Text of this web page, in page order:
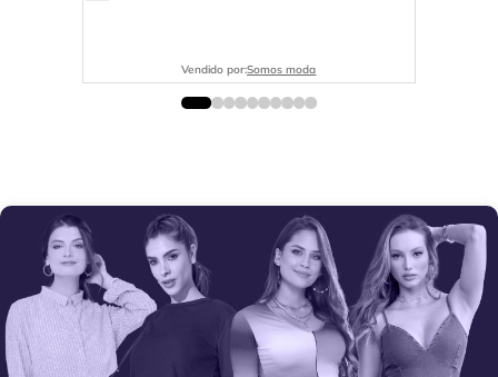
Vendido por:Somos moda